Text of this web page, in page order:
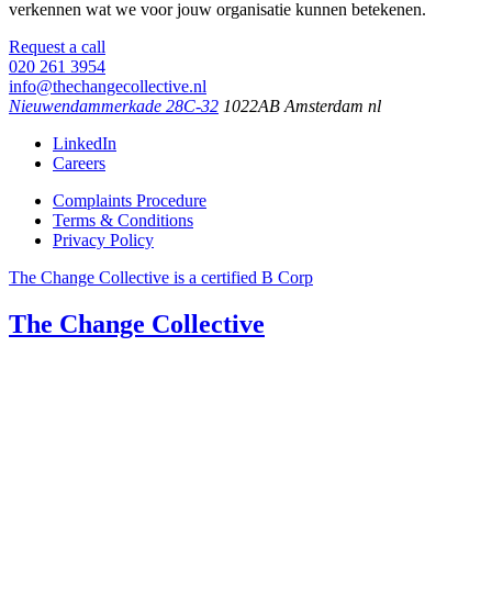
verkennen wat we voor jouw organisatie kunnen betekenen.
Request a call
020 261 3954
info@thechangecollective.nl
Nieuwendammerkade 28C-32 1022AB Amsterdam nl
LinkedIn
Careers
Complaints Procedure
Terms & Conditions
Privacy Policy
The Change Collective is a certified B Corp
The Change Collective